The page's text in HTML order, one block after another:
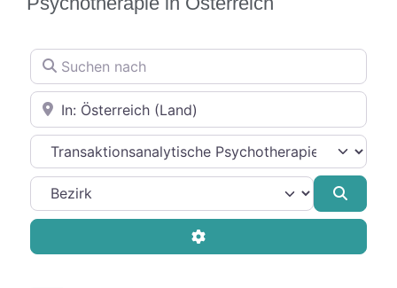
Suchen nach
In der Nähe
Therapierichtung
Advanced Filters